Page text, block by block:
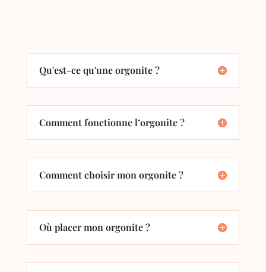
Qu'est-ce qu'une orgonite ?
Comment fonctionne l’orgonite ?
Comment choisir mon orgonite ?
Où placer mon orgonite ?